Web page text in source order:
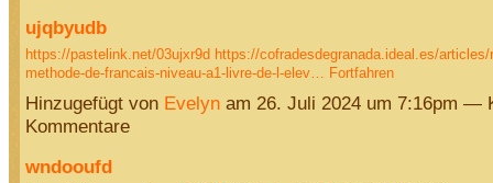
ujqbyudb
https://pastelink.net/03ujxr9d https://cofradesdegranada.ideal.es/articles/
methode-de-francais-niveau-a1-livre-de-l-elev… Fortfahren
Hinzugefügt von Evelynam 26. Juli 2024 um 7:16pm —
Kommentare
wndooufd